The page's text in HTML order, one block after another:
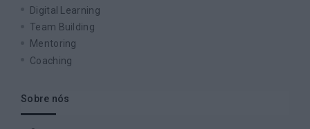
Digital Learning
Team Building
Mentoring
Coaching
Sobre nós